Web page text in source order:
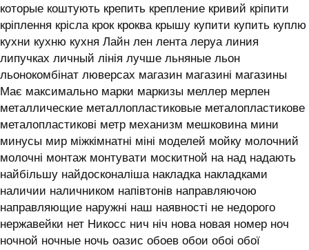
которые коштують крепить крепление кривий кріпити
кріплення крісла крок кроква крышу купити купить куплю
кухни кухню кухня ‎Лайн лен лента леруа линия
липучках личный лінія лучше льняные льон
льонокомбінат люверсах магазин магазині магазины
Має максимально марки маркизы меллер мерлен
металлические металлопластиковые металопластикове
металопластикові метр механизм мешковина мини
минусы мир міжкімнатні міні моделей мойку молочний
молочні монтаж монтувати москитной на над надають
найбільшу найдосконаліша накладка накладками
наличии наличником напівтонів направляючою
направляющие наружні наш наявності не недорого
нержавейки нет Никосс нич ніч нова новая номер ноч
ночной ночные ночь оазис обоев обои обоі обої